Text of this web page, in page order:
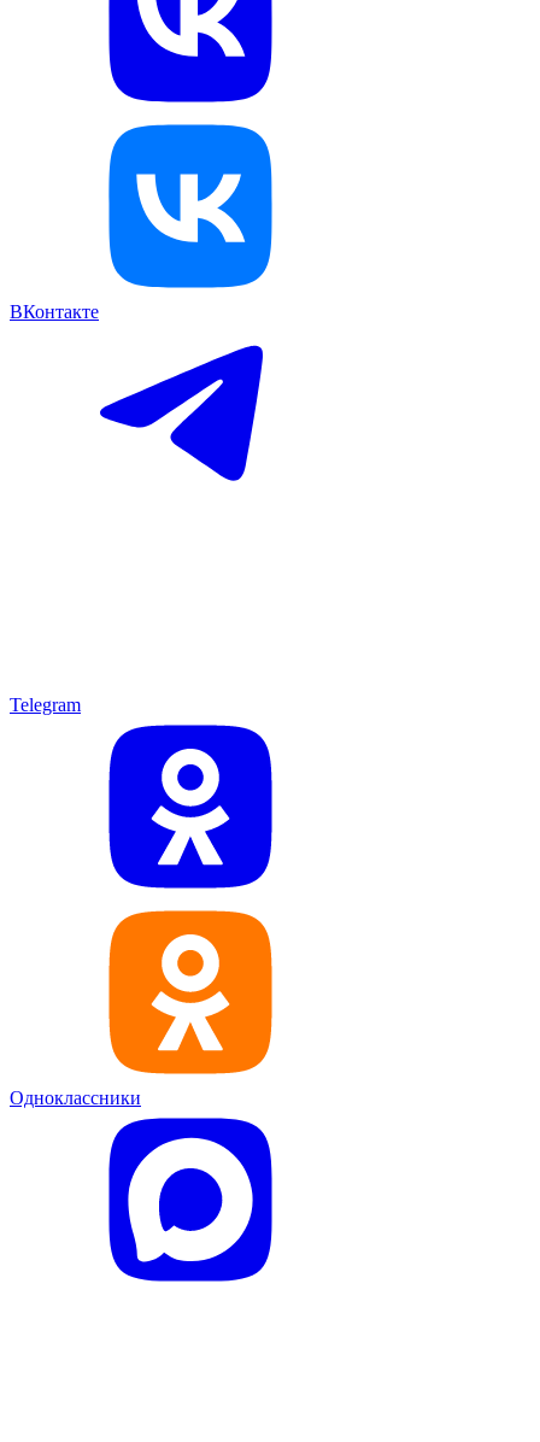
ВКонтакте
Telegram
Одноклассники